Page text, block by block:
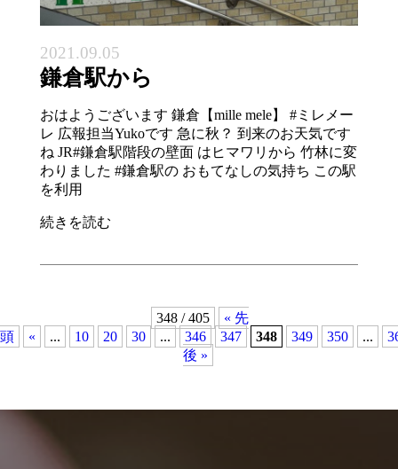
2021.09.05
鎌倉駅から
おはようございます 鎌倉【mille mele】 #ミレメー
レ 広報担当Yukoです 急に秋？ 到来のお天気です
ね JR#鎌倉駅階段の壁面 はヒマワリから 竹林に変
わりました #鎌倉駅の おもてなしの気持ち この駅
を利用
続きを読む
348 / 405
« 先
頭
« ... 10 20 30 ... 346 347 348 349 350 ...
後 »